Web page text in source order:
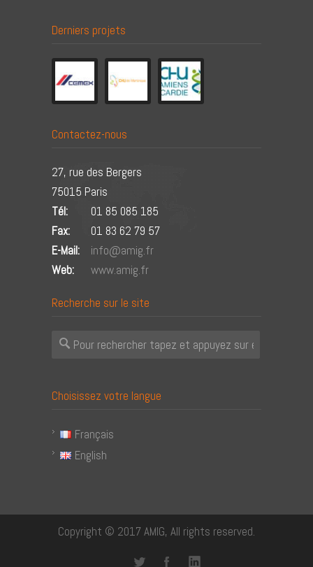
Derniers projets
Contactez-nous
27, rue des Bergers
75015 Paris
Tél:
01 85 085 185
Fax:
01 83 62 79 57
E-Mail:
info@amig.fr
Web:
www.amig.fr
Recherche sur le site
Choisissez votre langue
Français
English
Copyright © 2017 AMIG, All rights reserved.